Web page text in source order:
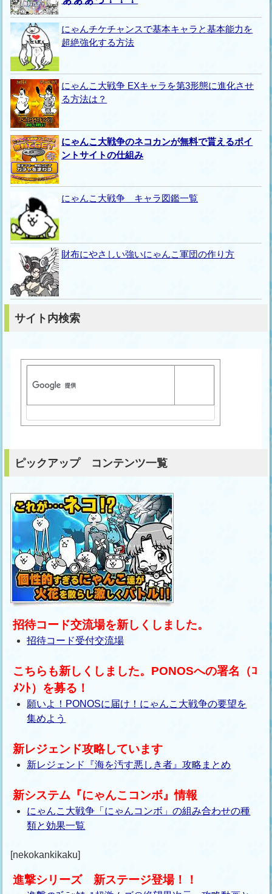
にゃんチケチャンスで基本キャラと基本能力を
超絶強化する方法
にゃんこ大戦争 EXキャラを第3形態に進化させ
る方法は？
にゃんこ大戦争のネコカンが無料で貰えるポイ
ントサイトの仕組み
にゃんこ大戦争 キャラ図鑑一覧
財布にやさしい強いにゃんこ軍団の作り方
サイト内検索
ピックアップ コンテンツ一覧
招待コード交流場を新しくしました。
招待コード受付交流場
こちらも新しくしました。PONOSへの署名（ｺ
ﾒﾝﾄ）を募る！
願いよ！PONOSに届け！にゃんこ大戦争の要望を
集めよう
新レジェンド攻略しています
新レジェンド『海を汚す悪しき者』攻略まとめ
新システム『にゃんこコンボ』情報
にゃんこ大戦争「にゃんコンボ」の組み合わせの種
類と効果一覧
[nekokankikaku]
進撃シリーズ 新ステージ登場！！